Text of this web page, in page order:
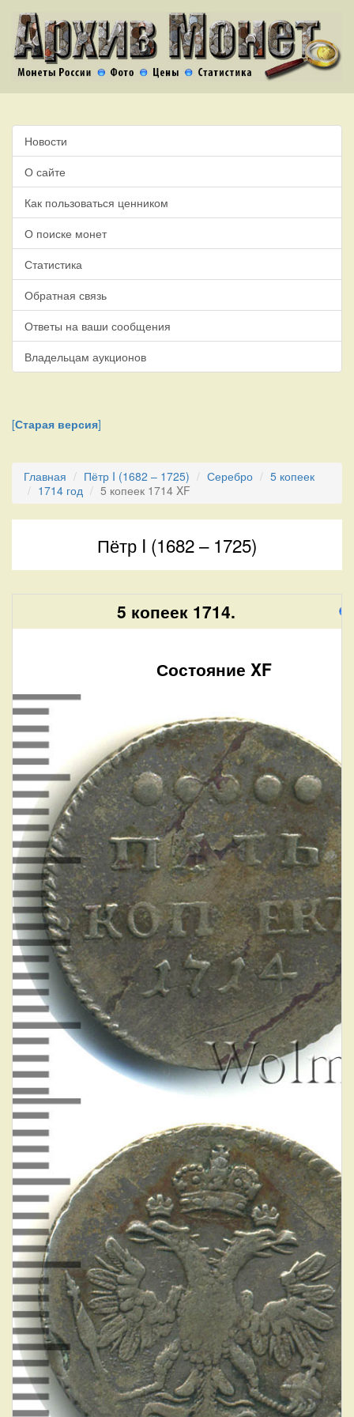
Новости
О сайте
Как пользоваться ценником
О поиске монет
Статистика
Обратная связь
Ответы на ваши сообщения
Владельцам аукционов
[Старая версия]
Главная Пётр I (1682 – 1725) Серебро
5 копеек
1714 год
5 копеек 1714 XF
Пётр I (1682 – 1725)
5 копеек 1714.
Состояние XF